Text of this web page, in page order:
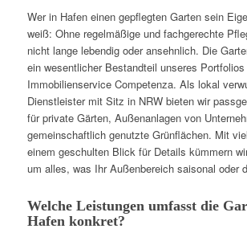
Wer in Hafen einen gepflegten Garten sein
weiß: Ohne regelmäßige und fachgerechte
nicht lange lebendig oder ansehnlich. Die
ein wesentlicher Bestandteil unseres Portfolios
Immobilienservice Competenza. Als lokal
Dienstleister mit Sitz in NRW bieten wir
für private Gärten, Außenanlagen von
gemeinschaftlich genutzte Grünflächen. Mit
einem geschulten Blick für Details kümmern
um alles, was Ihr Außenbereich saisonal oder
Welche Leistungen umfasst die
Hafen konkret?